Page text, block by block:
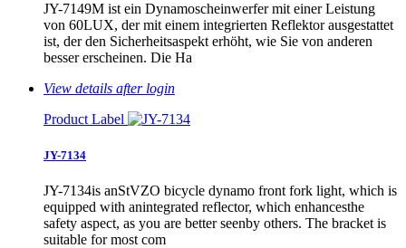
JY-7149M ist ein Dynamoscheinwerfer mit einer Leistung
von 60LUX, der mit einem integrierten Reflektor ausgestattet
ist, der den Sicherheitsaspekt erhöht, wie Sie von anderen
besser erscheinen. Die Ha
View details after login
Product Label
JY-7134
JY-7134is anStVZO bicycle dynamo front fork light, which is
equipped with anintegrated reflector, which enhancesthe
safety aspect, as you are better seenby others. The bracket is
suitable for most com